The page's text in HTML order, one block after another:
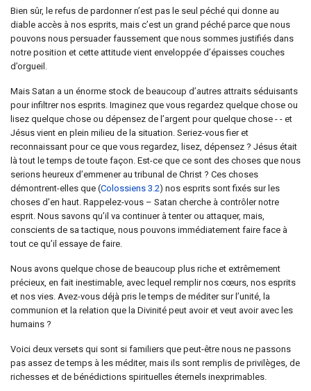
Bien sûr, le refus de pardonner n’est pas le seul péché qui donne au
diable accès à nos esprits, mais c’est un grand péché parce que nous
pouvons nous persuader faussement que nous sommes justifiés dans
notre position et cette attitude vient enveloppée d’épaisses couches
d’orgueil.
Mais Satan a un énorme stock de beaucoup d’autres attraits séduisants
pour infiltrer nos esprits. Imaginez que vous regardez quelque chose ou
lisez quelque chose ou dépensez de l’argent pour quelque chose - - et
Jésus vient en plein milieu de la situation. Seriez-vous fier et
reconnaissant pour ce que vous regardez, lisez, dépensez ? Jésus était
là tout le temps de toute façon. Est-ce que ce sont des choses que nous
serions heureux d’emmener au tribunal de Christ ? Ces choses
démontrent-elles que (Colossiens 3.2) nos esprits sont fixés sur les
choses d’en haut. Rappelez-vous – Satan cherche à contrôler notre
esprit. Nous savons qu’il va continuer à tenter ou attaquer, mais,
conscients de sa tactique, nous pouvons immédiatement faire face à
tout ce qu’il essaye de faire.
Nous avons quelque chose de beaucoup plus riche et extrêmement
précieux, en fait inestimable, avec lequel remplir nos cœurs, nos esprits
et nos vies. Avez-vous déjà pris le temps de méditer sur l’unité, la
communion et la relation que la Divinité peut avoir et veut avoir avec les
humains ?
Voici deux versets qui sont si familiers que peut-être nous ne passons
pas assez de temps à les méditer, mais ils sont remplis de privilèges, de
richesses et de bénédictions spirituelles éternels inexprimables.